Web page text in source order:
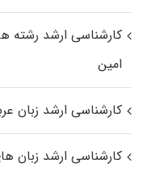
کارشناسی ارشد رﺷﺘﻪ
اﻣﻴﻦ
کارشناسی ارشد زبان
کارشناسی ارشد زبان‌